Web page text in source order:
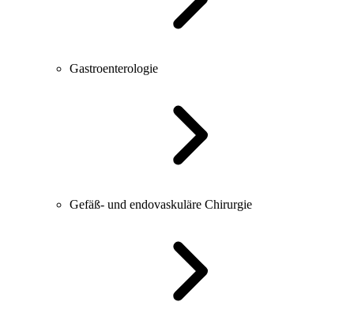
Gastroenterologie
Gefäß- und endovaskuläre Chirurgie